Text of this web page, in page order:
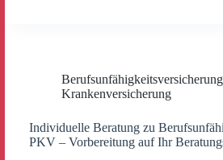
Berufsunfähigkeitsversicherung
Krankenversicherung
Individuelle Beratung zu
PKV – Vorbereitung auf Ihr